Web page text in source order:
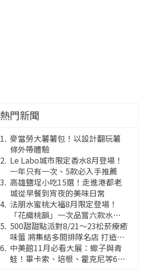
熱門新聞
麥當勞大薯薯包！以設計翻玩薯
條外帶體驗
Le Labo城市限定香水8月登場！
一年只有一次、5款必入手推薦
高雄鹽埕小吃15選！走進港都老
城從早餐到宵夜的美味日常
法朋水蜜桃大福8月限定登場！
「花織桃韻」一次品嘗六款水蜜
桃花果大福
500甜甜點派對8/21～23松菸療癒
味蕾 將集結多間排隊名店 打造靈
感創意的舞台
中美館11月必看大展：蠍子與青
蛙！畢卡索、培根、霍克尼等66